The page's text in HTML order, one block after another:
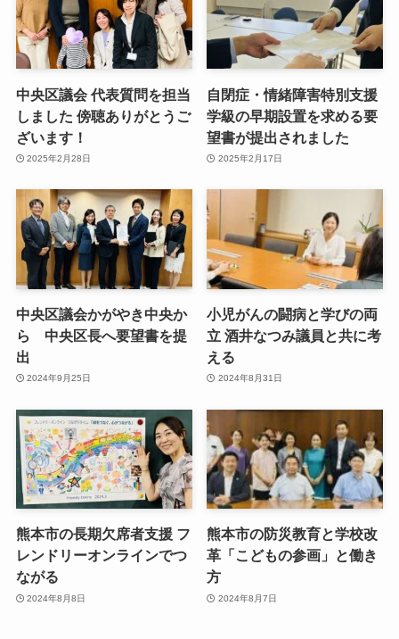
中央区議会 代表質問を担当
しました 傍聴ありがとうご
ざいます！
2025年2月28日
自閉症・情緒障害特別支援
学級の早期設置を求める要
望書が提出されました
2025年2月17日
中央区議会かがやき中央か
ら 中央区長へ要望書を提
出
2024年9月25日
小児がんの闘病と学びの両
立 酒井なつみ議員と共に考
える
2024年8月31日
熊本市の長期欠席者支援 フ
レンドリーオンラインでつ
ながる
2024年8月8日
熊本市の防災教育と学校改
革「こどもの参画」と働き
方
2024年8月7日